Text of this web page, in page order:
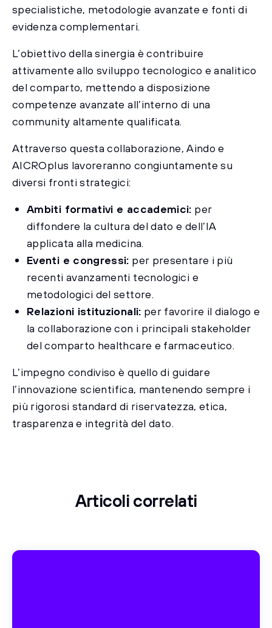
specialistiche, metodologie avanzate e fonti di
evidenza complementari.
L’obiettivo della sinergia è contribuire
attivamente allo sviluppo tecnologico e analitico
del comparto, mettendo a disposizione
competenze avanzate all’interno di una
community altamente qualificata.
Attraverso questa collaborazione, Aindo e
AICROplus lavoreranno congiuntamente su
diversi fronti strategici:
Ambiti formativi e accademici: per
diffondere la cultura del dato e dell’IA
applicata alla medicina.
Eventi e congressi: per presentare i più
recenti avanzamenti tecnologici e
metodologici del settore.
Relazioni istituzionali: per favorire il dialogo e
la collaborazione con i principali stakeholder
del comparto healthcare e farmaceutico.
L’impegno condiviso è quello di guidare
l’innovazione scientifica, mantenendo sempre i
più rigorosi standard di riservatezza, etica,
trasparenza e integrità del dato.
Articoli correlati